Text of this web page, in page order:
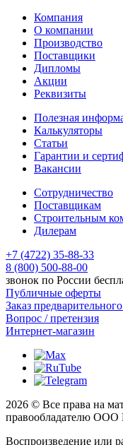
Компания
О компании
Производство
Поставщики
Дипломы
Акции
Реквизиты
Полезная
Калькуляторы
Статьи
Гарантии и
Вакансии
Сотрудничество
Поставщикам
Строительным
Дилерам
+7 (4722) 35-88-33
8 (800) 500-88-00
звонок по России
Публичные оферты
Заказ
Вопрос / претензия
Интернет-магазин
2026 © Все права на
правообладателю ООО
Воспроизведение или